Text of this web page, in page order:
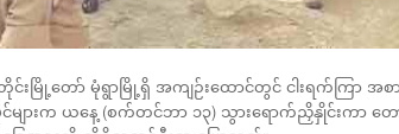
းမြို့တော် မုံရွာမြို့ရှိ အကျဉ်းထောင်တွင် ငါးရက်ကြာ အစ
များက ယနေ့ (စက်တင်ဘာ ၁၃) သွားရောက်ညှိနှိုင်းကာ